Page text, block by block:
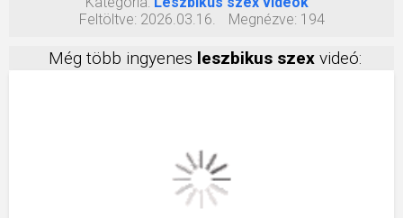
Feltöltve: 2026.03.16. Megnézve: 194
Még több ingyenes leszbikus szex videó: